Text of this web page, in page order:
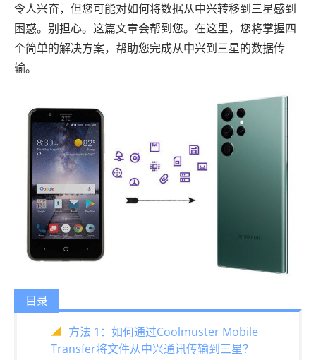
令人兴奋，但您可能对如何将数据从中兴转移到三星感到
困惑。别担心。这篇文章会帮到您。在这里，您将掌握四
个简单的解决方案，帮助您完成从中兴到三星的数据传
输。
目录
方法 1：如何通过Coolmuster Mobile
Transfer将文件从中兴通讯传输到三星？